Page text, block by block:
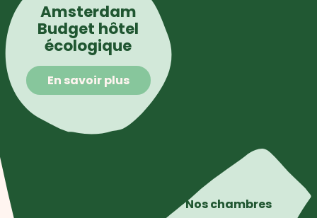
Amsterdam
Budget hôtel
écologique
En savoir plus
Nos chambres